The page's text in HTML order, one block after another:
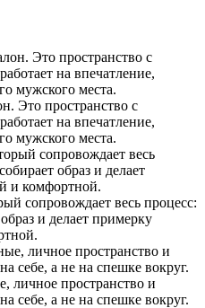
Это пространство с
на впечатление,
мужского места.
сопровождает весь процесс:
и делает примерку
личное пространство и
себе, а не на спешке вокруг.